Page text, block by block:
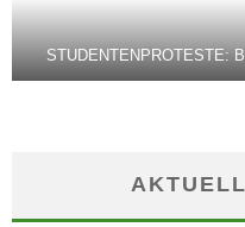
STUDENTENPROTESTE: